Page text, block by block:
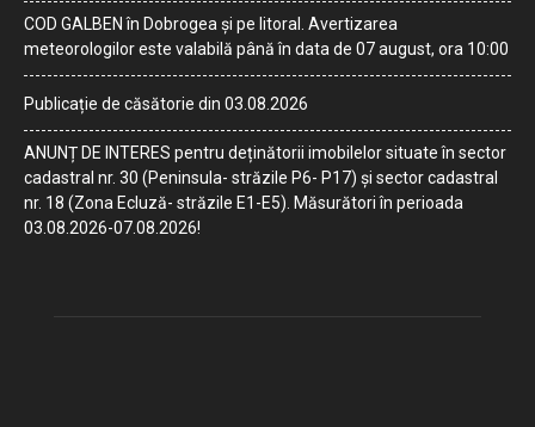
COD GALBEN în Dobrogea și pe litoral. Avertizarea
meteorologilor este valabilă până în data de 07 august, ora 10:00
Publicație de căsătorie din 03.08.2026
ANUNȚ DE INTERES pentru deținătorii imobilelor situate în sector
cadastral nr. 30 (Peninsula- străzile P6- P17) și sector cadastral
nr. 18 (Zona Ecluză- străzile E1-E5). Măsurători în perioada
03.08.2026-07.08.2026!